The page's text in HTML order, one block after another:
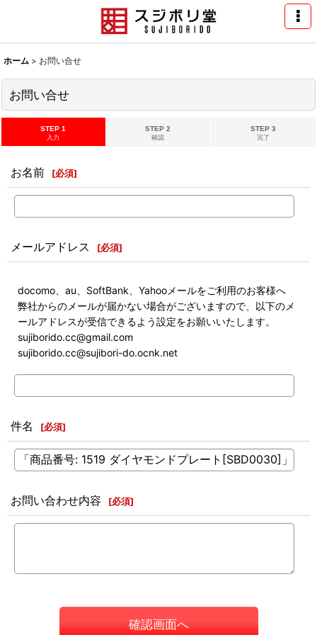
ホーム > お問い合せ
お問い合せ
STEP 1
入力
STEP 2
確認
STEP 3
完了
お名前 [必須]
メールアドレス [必須]
docomo、au、SoftBank、Yahooメールをご利用のお客様へ
弊社からのメールが届かない場合がございますので、以下のメ
ールアドレスが受信できるよう設定をお願いいたします。
sujiborido.cc@gmail.com
sujiborido.cc@sujibori-do.ocnk.net
件名 [必須]
お問い合わせ内容 [必須]
確認画面へ